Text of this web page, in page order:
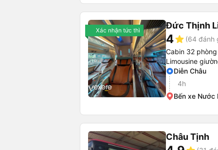
Xác nhận tức thì Đức Thịnh
4star (64 đánh
Cabin 32 phòng
Limousine
Diễn Châu
4h
Bến xe Nước
Châu Tịnh